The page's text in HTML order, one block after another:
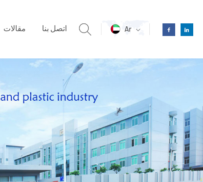
Ar مقالات اتصل بنا